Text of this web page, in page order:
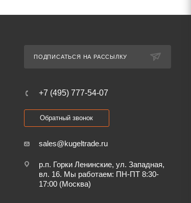
ПОДПИСАТЬСЯ НА РАССЫЛКУ
+7 (495) 777-54-07
Обратный звонок
sales@kugeltrade.ru
р.п. Горки Ленинские, ул. Западная,
вл. 16. Мы работаем: ПН-ПТ 8:30-
17:00 (Москва)